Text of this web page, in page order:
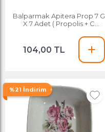
Balparmak Apitera Prop 7 G
X 7 Adet ( Propolis + C
104,00 TL
%21 İndirim